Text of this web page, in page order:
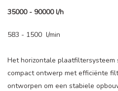
35000 - 90000 l/h
583 - 1500 l/min
Het horizontale plaatfiltersysteem
compact ontwerp met efficiënte
ontworpen om een stabiele